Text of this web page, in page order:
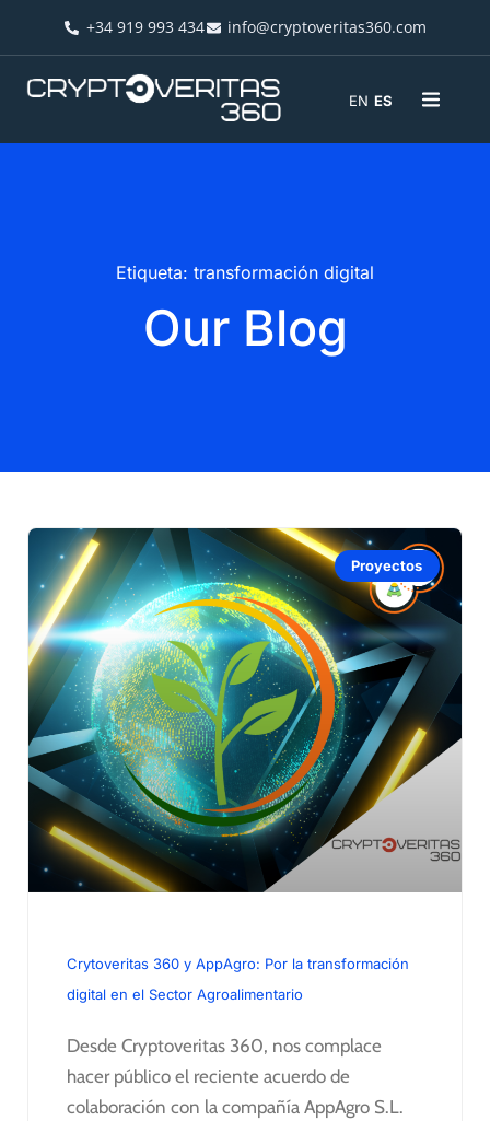
+34 919 993 434 info@cryptoveritas360.com
EN ES
Etiqueta: transformación digital
Our Blog
Proyectos
Crytoveritas 360 y AppAgro: Por la transformación
digital en el Sector Agroalimentario
Desde Cryptoveritas 360, nos complace
hacer público el reciente acuerdo de
colaboración con la compañía AppAgro S.L.